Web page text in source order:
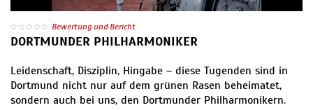
Bewertung und Bericht
DORTMUNDER PHILHARMONIKER
Leidenschaft, Disziplin, Hingabe – diese Tugenden sind in
Dortmund nicht nur auf dem grünen Rasen beheimatet,
sondern auch bei uns, den Dortmunder Philharmonikern.